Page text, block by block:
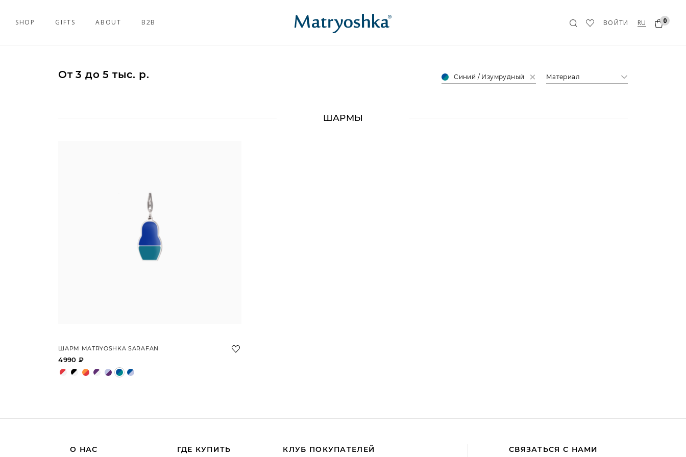
SHOP GIFTS ABOUT B2B ВОЙТИ RU 0
От 3 до 5 тыс. р. Синий / Изумрудный Материал
ШАРМЫ
ШАРМ MATRYOSHKA SARAFAN
4990 ₽
О НАС ГДЕ КУПИТЬ КЛУБ ПОКУПАТЕЛЕЙ СВЯЗАТЬСЯ С НАМИ